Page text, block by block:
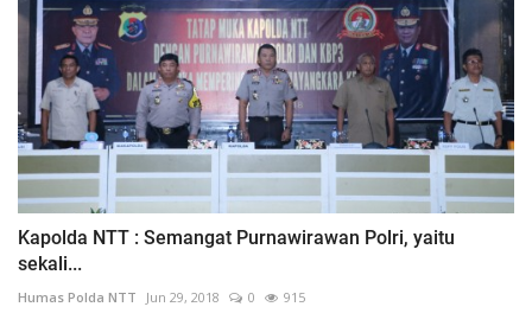
Kapolda NTT : Semangat Purnawirawan Polri, yaitu
sekali...
Humas Polda NTT Jun 29, 2018 0 915